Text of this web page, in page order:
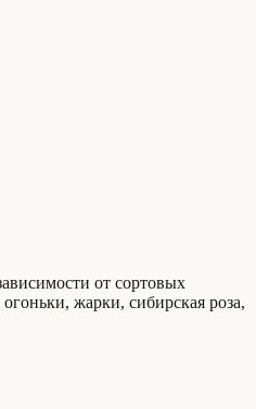
от сортовых
жарки, сибирская роза,